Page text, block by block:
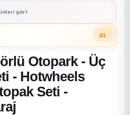
gör
(2)
Otopark - Üç
- Hotwheels
Seti -